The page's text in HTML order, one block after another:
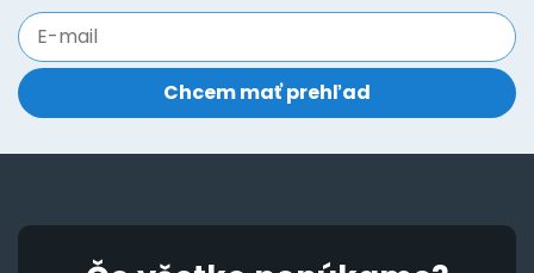
product
page